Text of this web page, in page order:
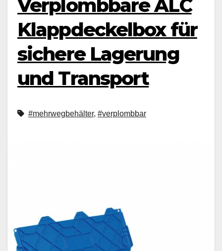
Verplombbare ALC
Klappdeckelbox für
sichere Lagerung
und Transport
#mehrwegbehälter, #verplombbar